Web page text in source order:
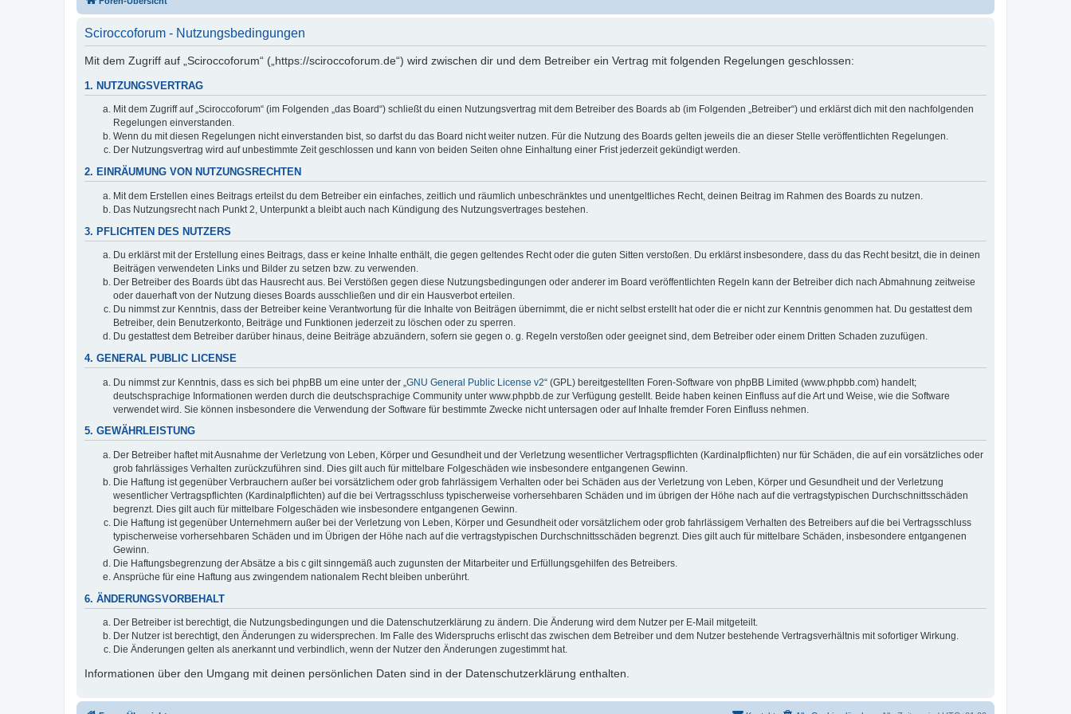
Sciroccoforum - Nutzungsbedingungen
Mit dem Zugriff auf „Sciroccoforum“ („https://sciroccoforum.de“) wird zwischen dir und dem Betreiber ein Vertrag mit folgenden Regelungen geschlossen:
1. NUTZUNGSVERTRAG
Mit dem Zugriff auf „Sciroccoforum“ (im Folgenden „das Board“) schließt du einen Nutzungsvertrag mit dem Betreiber des Boards ab (im Folgenden „Betreiber“) und erklärst dich mit den nachfolgenden
Regelungen einverstanden.
Wenn du mit diesen Regelungen nicht einverstanden bist, so darfst du das Board nicht weiter nutzen. Für die Nutzung des Boards gelten jeweils die an dieser Stelle veröffentlichten Regelungen.
Der Nutzungsvertrag wird auf unbestimmte Zeit geschlossen und kann von beiden Seiten ohne Einhaltung einer Frist jederzeit gekündigt werden.
2. EINRÄUMUNG VON NUTZUNGSRECHTEN
Mit dem Erstellen eines Beitrags erteilst du dem Betreiber ein einfaches, zeitlich und räumlich unbeschränktes und unentgeltliches Recht, deinen Beitrag im Rahmen des Boards zu nutzen.
Das Nutzungsrecht nach Punkt 2, Unterpunkt a bleibt auch nach Kündigung des Nutzungsvertrages bestehen.
3. PFLICHTEN DES NUTZERS
Du erklärst mit der Erstellung eines Beitrags, dass er keine Inhalte enthält, die gegen geltendes Recht oder die guten Sitten verstoßen. Du erklärst insbesondere, dass du das Recht besitzt, die in deinen
Beiträgen verwendeten Links und Bilder zu setzen bzw. zu verwenden.
Der Betreiber des Boards übt das Hausrecht aus. Bei Verstößen gegen diese Nutzungsbedingungen oder anderer im Board veröffentlichten Regeln kann der Betreiber dich nach Abmahnung zeitweise
oder dauerhaft von der Nutzung dieses Boards ausschließen und dir ein Hausverbot erteilen.
Du nimmst zur Kenntnis, dass der Betreiber keine Verantwortung für die Inhalte von Beiträgen übernimmt, die er nicht selbst erstellt hat oder die er nicht zur Kenntnis genommen hat. Du gestattest dem
Betreiber, dein Benutzerkonto, Beiträge und Funktionen jederzeit zu löschen oder zu sperren.
Du gestattest dem Betreiber darüber hinaus, deine Beiträge abzuändern, sofern sie gegen o. g. Regeln verstoßen oder geeignet sind, dem Betreiber oder einem Dritten Schaden zuzufügen.
4. GENERAL PUBLIC LICENSE
Du nimmst zur Kenntnis, dass es sich bei phpBB um eine unter der „ GNU General Public License v2“ (GPL) bereitgestellten Foren-Software von phpBB Limited (www.phpbb.com) handelt;
deutschsprachige Informationen werden durch die deutschsprachige Community unter www.phpbb.de zur Verfügung gestellt. Beide haben keinen Einfluss auf die Art und Weise, wie die Software
verwendet wird. Sie können insbesondere die Verwendung der Software für bestimmte Zwecke nicht untersagen oder auf Inhalte fremder Foren Einfluss nehmen.
5. GEWÄHRLEISTUNG
Der Betreiber haftet mit Ausnahme der Verletzung von Leben, Körper und Gesundheit und der Verletzung wesentlicher Vertragspflichten (Kardinalpflichten) nur für Schäden, die auf ein vorsätzliches oder
grob fahrlässiges Verhalten zurückzuführen sind. Dies gilt auch für mittelbare Folgeschäden wie insbesondere entgangenen Gewinn.
Die Haftung ist gegenüber Verbrauchern außer bei vorsätzlichem oder grob fahrlässigem Verhalten oder bei Schäden aus der Verletzung von Leben, Körper und Gesundheit und der Verletzung
wesentlicher Vertragspflichten (Kardinalpflichten) auf die bei Vertragsschluss typischerweise vorhersehbaren Schäden und im übrigen der Höhe nach auf die vertragstypischen Durchschnittsschäden
begrenzt. Dies gilt auch für mittelbare Folgeschäden wie insbesondere entgangenen Gewinn.
Die Haftung ist gegenüber Unternehmern außer bei der Verletzung von Leben, Körper und Gesundheit oder vorsätzlichem oder grob fahrlässigem Verhalten des Betreibers auf die bei Vertragsschluss
typischerweise vorhersehbaren Schäden und im Übrigen der Höhe nach auf die vertragstypischen Durchschnittsschäden begrenzt. Dies gilt auch für mittelbare Schäden, insbesondere entgangenen
Gewinn.
Die Haftungsbegrenzung der Absätze a bis c gilt sinngemäß auch zugunsten der Mitarbeiter und Erfüllungsgehilfen des Betreibers.
Ansprüche für eine Haftung aus zwingendem nationalem Recht bleiben unberührt.
6. ÄNDERUNGSVORBEHALT
Der Betreiber ist berechtigt, die Nutzungsbedingungen und die Datenschutzerklärung zu ändern. Die Änderung wird dem Nutzer per E-Mail mitgeteilt.
Der Nutzer ist berechtigt, den Änderungen zu widersprechen. Im Falle des Widerspruchs erlischt das zwischen dem Betreiber und dem Nutzer bestehende Vertragsverhältnis mit sofortiger Wirkung.
Die Änderungen gelten als anerkannt und verbindlich, wenn der Nutzer den Änderungen zugestimmt hat.
Informationen über den Umgang mit deinen persönlichen Daten sind in der Datenschutzerklärung enthalten.